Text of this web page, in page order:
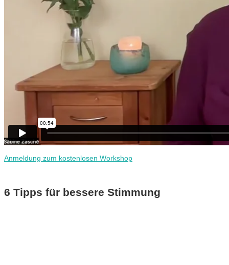
Anmeldung zum kostenlosen Workshop
6 Tipps für bessere Stimmung